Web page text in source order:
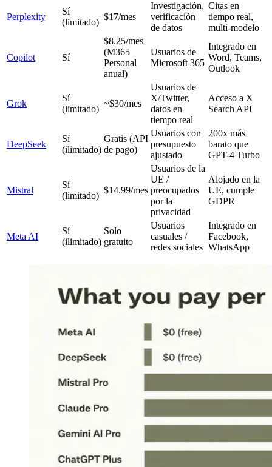
Perplexity
Sí
(limitado)
$17/mes
Investigación,
verificación
de datos
Citas en
tiempo real,
multi-modelo
Copilot Sí
$8.25/mes
(M365
Personal
anual)
Usuarios de
Microsoft 365
Integrado en
Word, Teams,
Outlook
Grok
Sí
(limitado)
~$30/mes
Usuarios de
X/Twitter,
datos en
tiempo real
Acceso a X
Search API
DeepSeek
Sí
(ilimitado)
Gratis (API
de pago)
Usuarios con
presupuesto
ajustado
200x más
barato que
GPT-4 Turbo
Mistral
Sí
(limitado)
$14.99/mes
Usuarios de la
UE /
preocupados
por la
privacidad
Alojado en la
UE, cumple
GDPR
Meta AI
Sí
(ilimitado)
Solo
gratuito
Usuarios
casuales /
redes sociales
Integrado en
Facebook,
WhatsApp